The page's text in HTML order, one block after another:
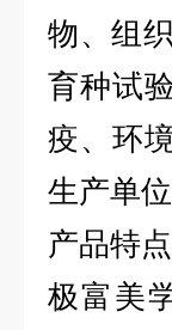
物、组
育种试
疫、环
生产单
产品特点
极富美